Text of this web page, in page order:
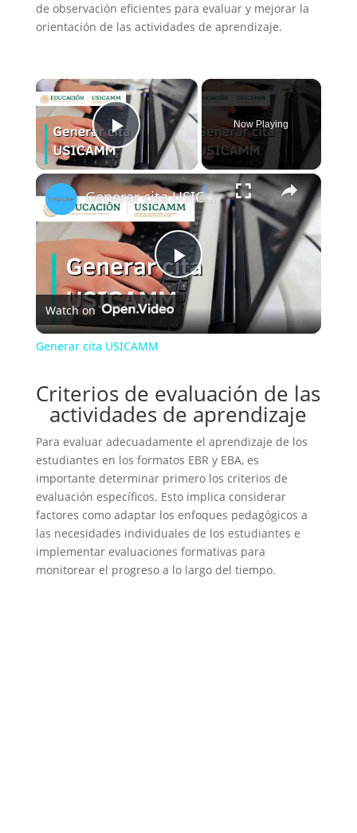
de observación eficientes para evaluar y mejorar la
orientación de las actividades de aprendizaje.
×
Play Video
Now Playing
×
Play
Video
Generar cita USICAMM
Watch on
Generar cita USICAMM
Criterios de evaluación de las
actividades de aprendizaje
Para evaluar adecuadamente el aprendizaje de los
estudiantes en los formatos EBR y EBA, es
importante determinar primero los criterios de
evaluación específicos. Esto implica considerar
factores como adaptar los enfoques pedagógicos a
las necesidades individuales de los estudiantes e
implementar evaluaciones formativas para
monitorear el progreso a lo largo del tiempo.